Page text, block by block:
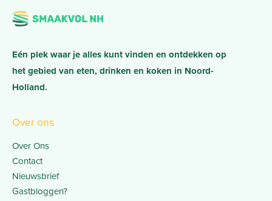
Eén plek waar je alles kunt vinden en ontdekken op
het gebied van eten, drinken en koken in Noord-
Holland.
Over ons
Over Ons
Contact
Nieuwsbrief
Gastbloggen?